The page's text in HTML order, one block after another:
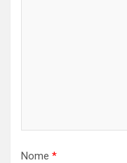
Nome *